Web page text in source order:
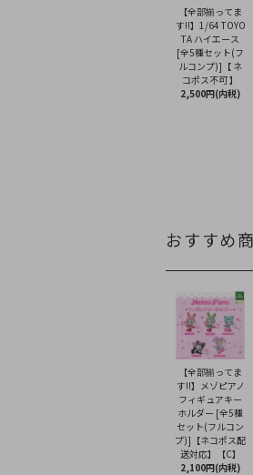
【全部揃ってま
す!!】1/64 TOYO
TA ハイエース
[全5種セット(フ
ルコンプ)]【 ネ
コポス不可 】
2,500円(内税)
おすすめ
【全部揃ってま
す!!】メゾピアノ
フィギュアキー
ホルダー [全5種
セット(フルコン
プ)]【ネコポス配
送対応】【C】
2,100円(内税)